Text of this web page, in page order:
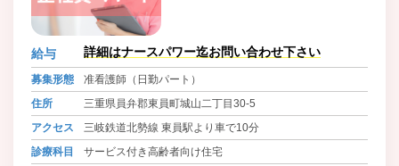
給与 詳細はナースパワー迄お問い合わせ下さい
募集形態
准看護師（日勤パート）
住所
三重県員弁郡東員町城山二丁目30-5
アクセス
三岐鉄道北勢線 東員駅より車で10分
診療科目
サービス付き高齢者向け住宅